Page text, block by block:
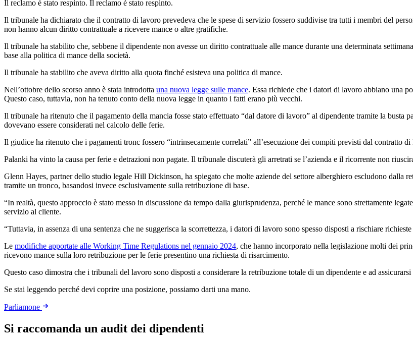
Il reclamo è stato respinto. Il reclamo è stato respinto.
Il tribunale ha dichiarato che il contratto di lavoro prevedeva che le spese di servizio fossero suddivise tra tutti i membri del
non hanno alcun diritto contrattuale a ricevere mance o altre gratifiche.
Il tribunale ha stabilito che, sebbene il dipendente non avesse un diritto contrattuale alle mance durante una determinata
base alla politica di mance della società.
Il tribunale ha stabilito che aveva diritto alla quota finché esisteva una politica di mance.
Nell’ottobre dello scorso anno è stata introdotta una nuova legge sulle mance. Essa richiede che i datori di lavoro abbiano una
Questo caso, tuttavia, non ha tenuto conto della nuova legge in quanto i fatti erano più vecchi.
Il tribunale ha ritenuto che il pagamento della mancia fosse stato effettuato “dal datore di lavoro” al dipendente tramite la busta
dovevano essere considerati nel calcolo delle ferie.
Il giudice ha ritenuto che i pagamenti tronc fossero “intrinsecamente correlati” all’esecuzione dei compiti previsti dal contratto
Palanki ha vinto la causa per ferie e detrazioni non pagate. Il tribunale discuterà gli arretrati se l’azienda e il ricorrente non
Glenn Hayes, partner dello studio legale Hill Dickinson, ha spiegato che molte aziende del settore alberghiero escludono dalla
tramite un tronco, basandosi invece esclusivamente sulla retribuzione di base.
“In realtà, questo approccio è stato messo in discussione da tempo dalla giurisprudenza, perché le mance sono strettamente
servizio al cliente.
“Tuttavia, in assenza di una sentenza che ne suggerisca la scorrettezza, i datori di lavoro sono spesso disposti a rischiare
Le modifiche apportate alle Working Time Regulations nel gennaio 2024, che hanno incorporato nella legislazione molti dei
ricevono mance sulla loro retribuzione per le ferie presentino una richiesta di risarcimento.
Questo caso dimostra che i tribunali del lavoro sono disposti a considerare la retribuzione totale di un dipendente e ad
Se stai leggendo perché devi coprire una posizione, possiamo darti una mano.
Parliamone
Si raccomanda un audit dei dipendenti